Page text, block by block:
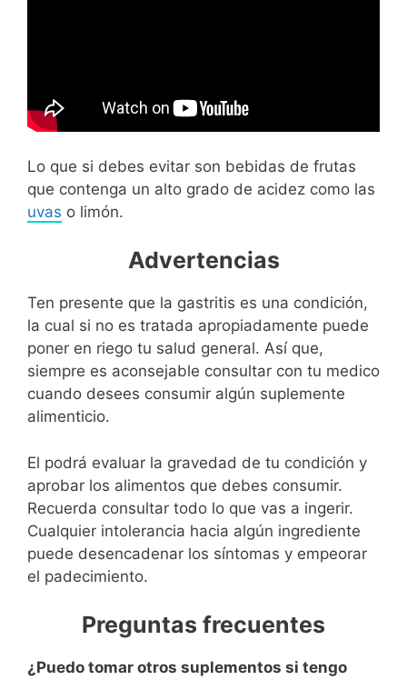
Lo que si debes evitar son bebidas de frutas
que contenga un alto grado de acidez como las
uvas o limón.
Advertencias
Ten presente que la gastritis es una condición,
la cual si no es tratada apropiadamente puede
poner en riego tu salud general. Así que,
siempre es aconsejable consultar con tu medico
cuando desees consumir algún suplemente
alimenticio.
El podrá evaluar la gravedad de tu condición y
aprobar los alimentos que debes consumir.
Recuerda consultar todo lo que vas a ingerir.
Cualquier intolerancia hacia algún ingrediente
puede desencadenar los síntomas y empeorar
el padecimiento.
Preguntas frecuentes
¿Puedo tomar otros suplementos si tengo